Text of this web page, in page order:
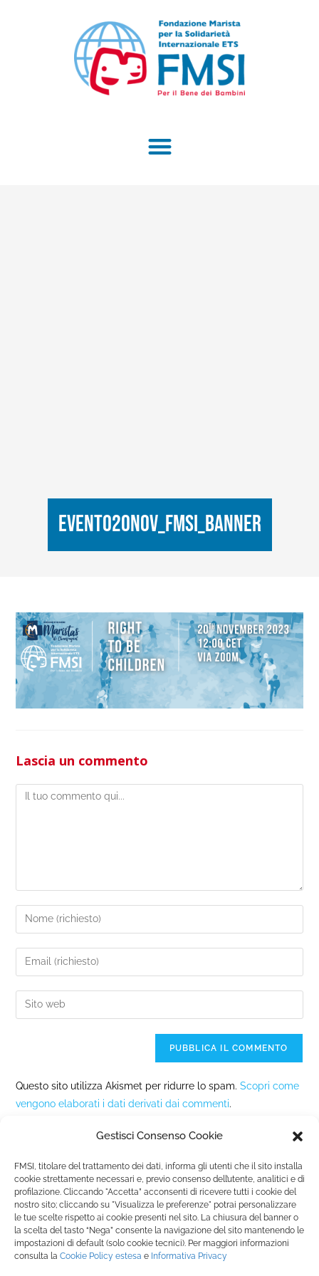
Gestisci Consenso Cookie
FMSI, titolare del trattamento dei dati, informa gli utenti che il sito installa
cookie strettamente necessari e, previo consenso dell’utente, analitici e di
profilazione. Cliccando "Accetta” acconsenti di ricevere tutti i cookie del
nostro sito; cliccando su "Visualizza le preferenze" potrai personalizzare
le tue scelte rispetto ai cookie presenti nel sito. La chiusura del banner o
la scelta del tasto “Nega” consente la navigazione del sito mantenendo le
impostazioni di default (solo cookie tecnici). Per maggiori informazioni
consulta la Cookie Policy estesa e Informativa Privacy
Evento20Nov_FMSI_banner
Lascia un commento
Questo sito utilizza Akismet per ridurre lo spam.Scopri come
vengono elaborati i dati derivati dai commenti.
Fondazione Marista per la Solidarietà Internazionale ETS
P.le M. Champagnat, 2 00144 Roma, Italia
Tel.: +39 06 54 5171 | Fax: +39 06 54 517 500